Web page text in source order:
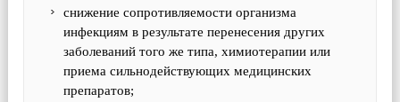
снижение сопротивляемости организма
инфекциям в результате перенесения других
заболеваний того же типа, химиотерапии или
приема сильнодействующих медицинских
препаратов;